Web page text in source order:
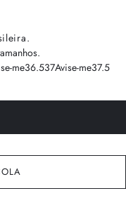
.
.
me36.537Avise-me37.5